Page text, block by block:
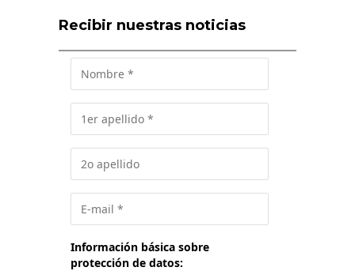
Recibir nuestras noticias
Información básica sobre
protección de datos: